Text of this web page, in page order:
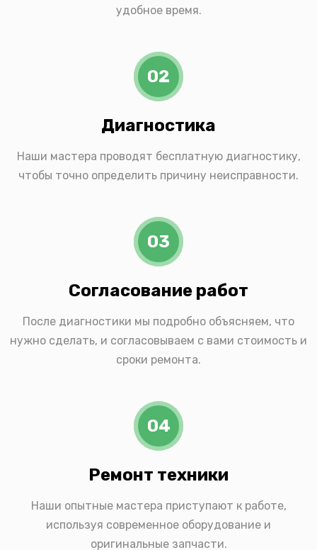
удобное время.
02
Диагностика
Наши мастера проводят бесплатную диагностику,
чтобы точно определить причину неисправности.
03
Согласование работ
После диагностики мы подробно объясняем, что
нужно сделать, и согласовываем с вами стоимость и
сроки ремонта.
04
Ремонт техники
Наши опытные мастера приступают к работе,
используя современное оборудование и
оригинальные запчасти.